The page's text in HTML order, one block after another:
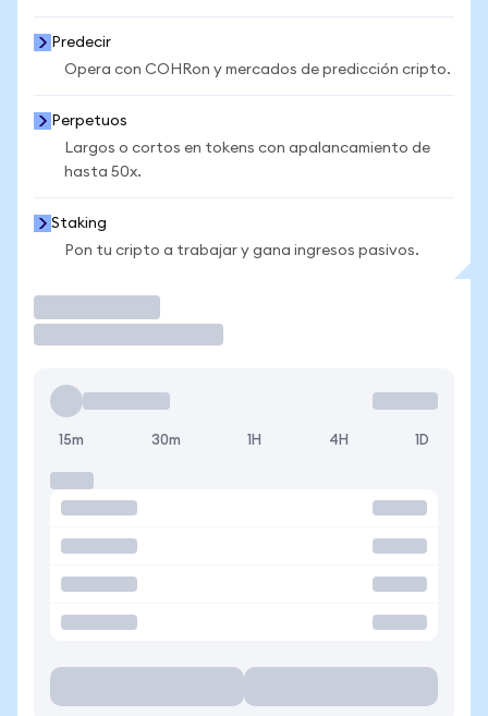
Predecir
Opera con COHRon y mercados de predicción cripto.
Perpetuos
Largos o cortos en tokens con apalancamiento de
hasta 50x.
Staking
Pon tu cripto a trabajar y gana ingresos pasivos.
15m 30m 1H 4H 1D